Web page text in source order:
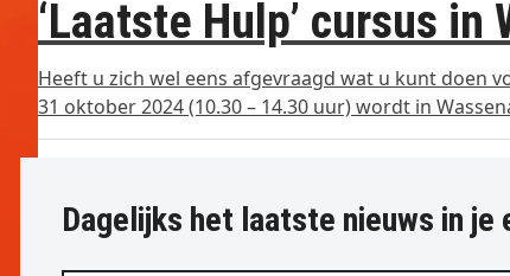
‘Laatste Hulp’ cursus in
Heeft u zich wel eens afgevraagd wat u kunt doen
31 oktober 2024 (10.30 – 14.30 uur) wordt in
Dagelijks het laatste nieuws in je